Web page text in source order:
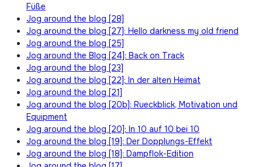
Füße
Jog around the blog [28]
Jog around the blog [27]: Hello darkness my old friend
Jog around the blog [25]
Jog around the Blog [24]: Back on Track
Jog around the blog [23]
Jog around the blog [22]: In der alten Heimat
Jog around the blog [21]
Jog around the blog [20b]: Rueckblick, Motivation und
Equipment
Jog around the blog [20]: In 10 auf 10 bei 10
Jog around the blog [19]: Der Dopplungs-Effekt
Jog around the blog [18]: Dampflok-Edition